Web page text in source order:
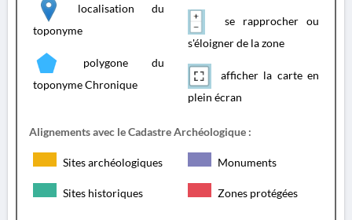
localisation du
toponyme
polygone du
toponyme Chronique
se rapprocher ou
s'éloigner de la zone
afficher la carte en
plein écran
Alignements avec le Cadastre Archéologique :
Sites archéologiques Monuments
Sites historiques Zones protégées